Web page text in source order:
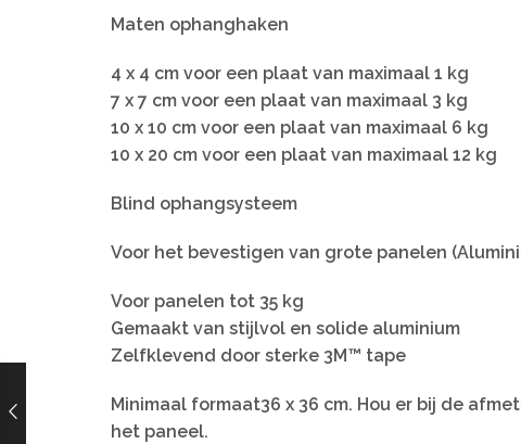
Maten ophanghaken
4 x 4 cm voor een plaat van maximaal 1 kg
7 x 7 cm voor een plaat van maximaal 3 kg
10 x 10 cm voor een plaat van maximaal 6 kg
10 x 20 cm voor een plaat van maximaal 12 kg
Blind ophangsysteem
Voor het bevestigen van grote panelen
Voor panelen tot 35 kg
Gemaakt van stijlvol en solide aluminium
Zelfklevend door sterke 3M™ tape
Minimaal formaat36 x 36 cm. Hou er bij de
het paneel.